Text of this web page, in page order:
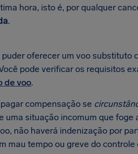
hora, isto é, por qualquer
.
oferecer um voo substituto
pode verificar os requisitos
de voo.
compensação se
uma situação incomum que foge
não haverá indenização por
mau tempo ou greve do